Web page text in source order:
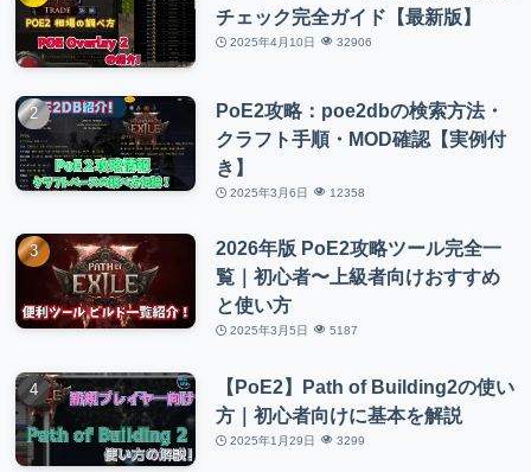
チェック完全ガイド【最新版】
2025年4月10日 32906
PoE2攻略：poe2dbの検索方法・
クラフト手順・MOD確認【実例付
き】
2025年3月6日 12358
2026年版 PoE2攻略ツール完全一
覧｜初心者〜上級者向けおすすめ
と使い方
2025年3月5日 5187
【PoE2】Path of Building2の使い
方｜初心者向けに基本を解説
2025年1月29日 3299